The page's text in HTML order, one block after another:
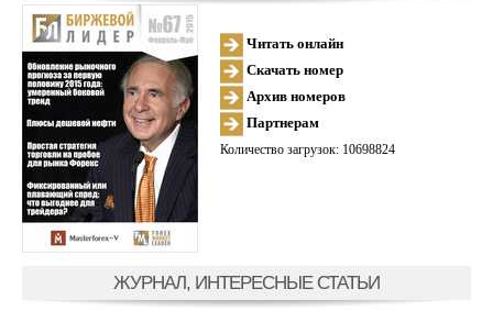
Читать онлайн
Скачать номер
Архив номеров
Партнерам
Количество загрузок: 10698824
ЖУРНАЛ, ИНТЕРЕСНЫЕ СТАТЬИ